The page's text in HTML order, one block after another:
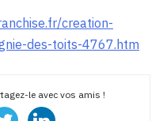
creation-
des-toits-4767.htm
le avec vos amis !